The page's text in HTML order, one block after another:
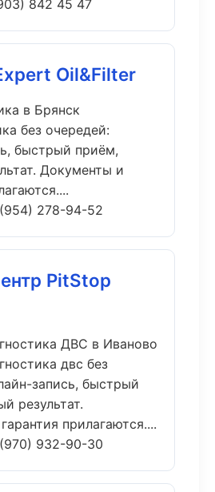
842 45 47
Oil&Filter
в Брянск
без очередей:
быстрый приём,
Документы и
278-94-52
PitStop
ДВС в Иваново
двс без
запись, быстрый
результат.
прилагаются....
932-90-30